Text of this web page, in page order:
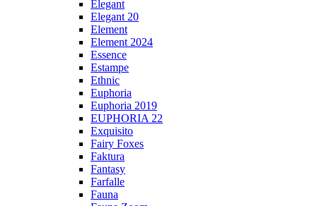
Elegant
Elegant 20
Element
Element 2024
Essence
Estampe
Ethnic
Euphoria
Euphoria 2019
EUPHORIA 22
Exquisito
Fairy Foxes
Faktura
Fantasy
Farfalle
Fauna